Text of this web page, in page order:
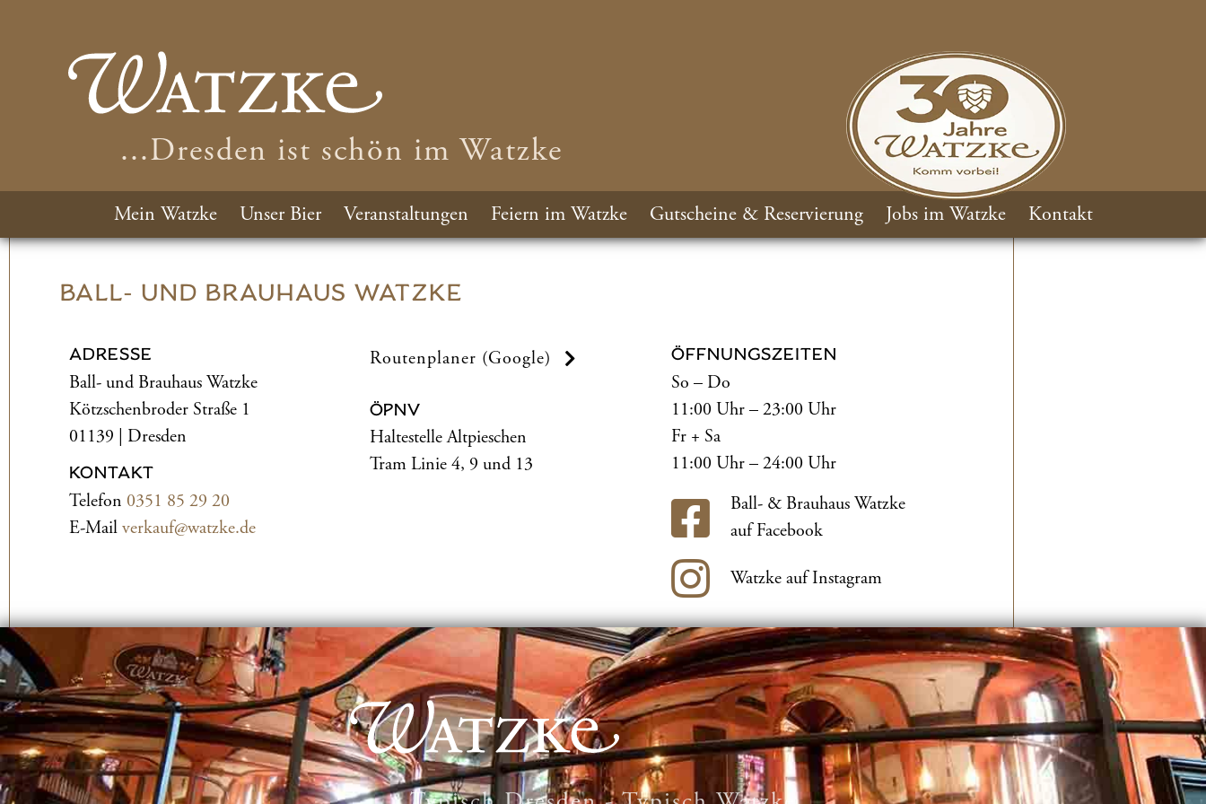
...Dresden ist schön im Watzke
Mein Watzke Unser Bier Veranstaltungen Feiern im Watzke Gutscheine & Reservierung Jobs im Watzke Kontakt
BALL- UND­ BRAUHAUS WATZKE
ADRESSE
Ball- und­ Brauhaus Watzke
Kötzschenbroder Straße 1
01139 | Dresden
KONTAKT
Telefon 0351 85 29 20
E-Mail verkauf@watzke.de
Routenplaner (Google)
ÖPNV
Haltestelle Altpieschen
Tram Linie 4, 9 und 13
ÖFFNUNGSZEITEN
So – Do
11:00 Uhr – 23:00 Uhr
Fr + Sa
11:00 Uhr – 24:00 Uhr
Ball- & Brauhaus Watzke
auf Facebook
Watzke auf Instagram